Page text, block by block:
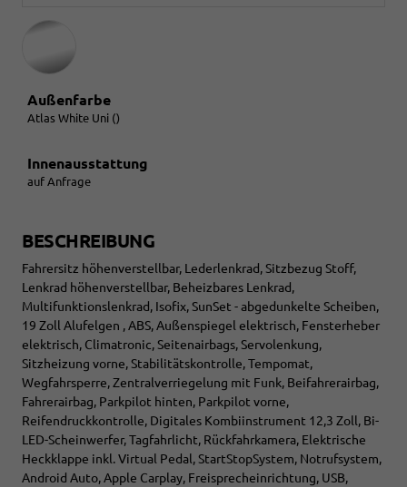
Außenfarbe
Atlas White Uni ()
Innenausstattung
auf Anfrage
BESCHREIBUNG
Fahrersitz höhenverstellbar, Lederlenkrad, Sitzbezug Stoff,
Lenkrad höhenverstellbar, Beheizbares Lenkrad,
Multifunktionslenkrad, Isofix, SunSet - abgedunkelte Scheiben,
19 Zoll Alufelgen , ABS, Außenspiegel elektrisch, Fensterheber
elektrisch, Climatronic, Seitenairbags, Servolenkung,
Sitzheizung vorne, Stabilitätskontrolle, Tempomat,
Wegfahrsperre, Zentralverriegelung mit Funk, Beifahrerairbag,
Fahrerairbag, Parkpilot hinten, Parkpilot vorne,
Reifendruckkontrolle, Digitales Kombiinstrument 12,3 Zoll, Bi-
LED-Scheinwerfer, Tagfahrlicht, Rückfahrkamera, Elektrische
Heckklappe inkl. Virtual Pedal, StartStopSystem, Notrufsystem,
Android Auto, Apple Carplay, Freisprecheinrichtung, USB,